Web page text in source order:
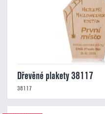
Dřevěné plakety 38117
38117